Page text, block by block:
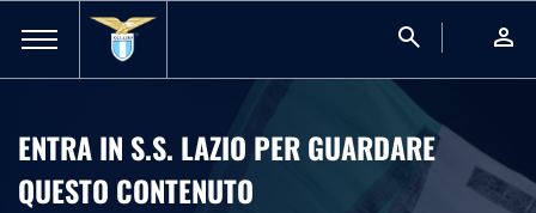
search person
ENTRA IN S.S. LAZIO PER GUARDARE
QUESTO CONTENUTO